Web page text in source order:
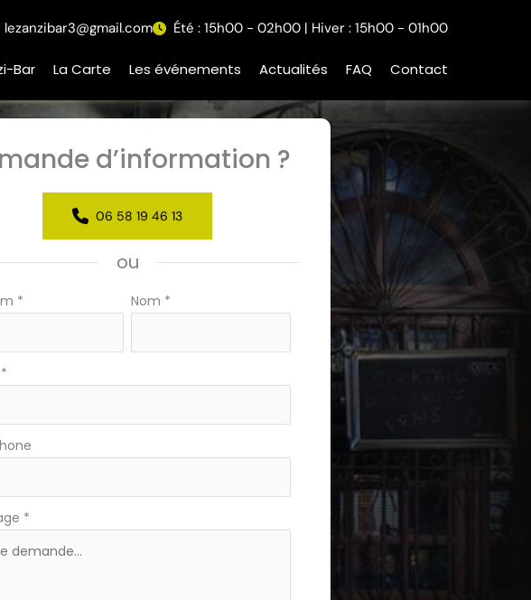
Bar La Carte Les événements Actualités FAQ Contact
lezanzibar3@gmail.com Été : 15h00 - 02h00 | Hiver : 15h00 - 01h00
d’information ?
06 58 19 46 13
ou
* Nom *
*
*